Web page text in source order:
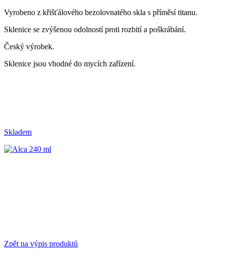
Vyrobeno z křišťálového bezolovnatého skla s příměsí titanu.
Sklenice se zvýšenou odolností proti rozbití a poškrábání.
Český výrobek.
Sklenice jsou vhodné do mycích zařízení.
Skladem
Zpět na výpis produktů